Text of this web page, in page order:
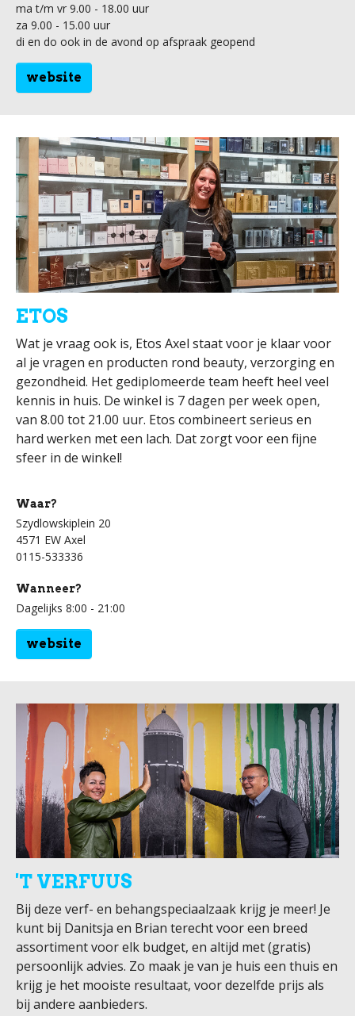
ma t/m vr 9.00 - 18.00 uur
za 9.00 - 15.00 uur
di en do ook in de avond op afspraak geopend
website
ETOS
Wat je vraag ook is, Etos Axel staat voor je klaar voor
al je vragen en producten rond beauty, verzorging en
gezondheid. Het gediplomeerde team heeft heel veel
kennis in huis. De winkel is 7 dagen per week open,
van 8.00 tot 21.00 uur. Etos combineert serieus en
hard werken met een lach. Dat zorgt voor een fijne
sfeer in de winkel!
Waar?
Szydlowskiplein 20
4571 EW Axel
0115-533336
Wanneer?
Dagelijks 8:00 - 21:00
website
'T VERFUUS
Bij deze verf- en behangspeciaalzaak krijg je meer! Je
kunt bij Danitsja en Brian terecht voor een breed
assortiment voor elk budget, en altijd met (gratis)
persoonlijk advies. Zo maak je van je huis een thuis en
krijg je het mooiste resultaat, voor dezelfde prijs als
bij andere aanbieders.